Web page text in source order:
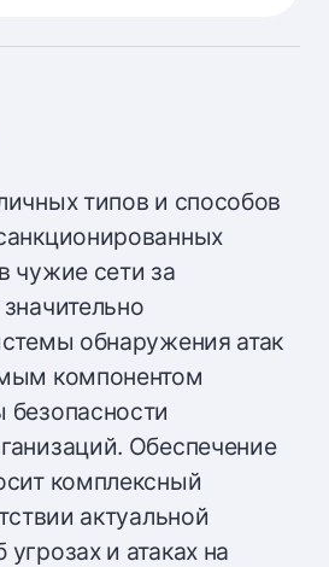
типов и способов
чужие сети за
обнаружения атак
компонентом
безопасности
Обеспечение
комплексный
актуальной
и атаках на